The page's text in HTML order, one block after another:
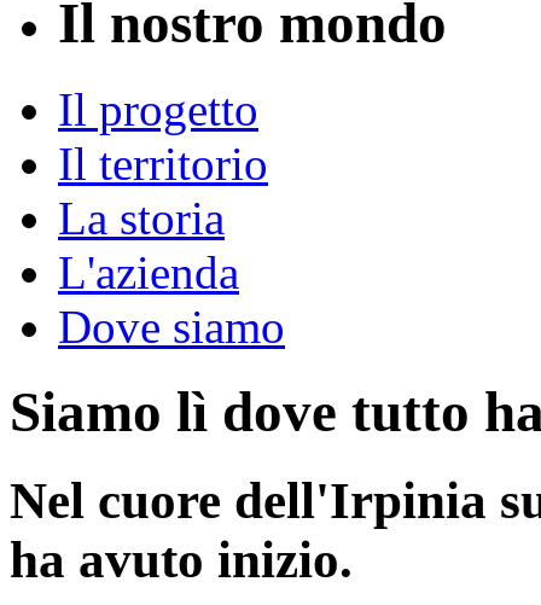
Il nostro mondo
Il progetto
Il territorio
La storia
L'azienda
Dove siamo
Siamo lì dove tutto
Nel cuore dell'Irpinia
ha avuto inizio.